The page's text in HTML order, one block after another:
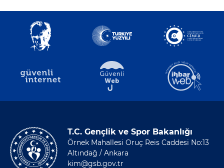
T.C. Gençlik ve Spor Bakanlığı
Örnek Mahallesi Oruç Reis Caddesi No:13
Altındağ / Ankara
kim@gsb.gov.tr